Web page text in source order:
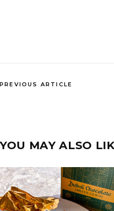
PREVIOUS ARTICLE
YOU MAY ALSO